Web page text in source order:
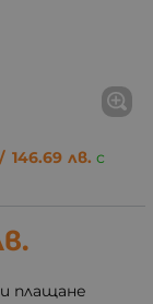
/ 146.69 лв. с
плащане